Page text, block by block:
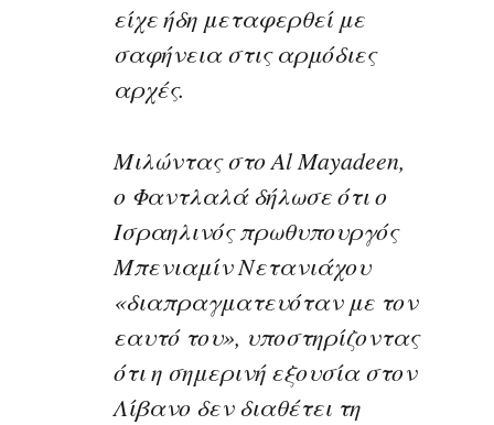
είχε ήδη μεταφερθεί με
σαφήνεια στις αρμόδιες
αρχές.
Μιλώντας στο Al Mayadeen,
ο Φαντλαλά δήλωσε ότι ο
Ισραηλινός πρωθυπουργός
Μπενιαμίν Νετανιάχου
«διαπραγματευόταν με τον
εαυτό του», υποστηρίζοντας
ότι η σημερινή εξουσία στον
Λίβανο δεν διαθέτει τη